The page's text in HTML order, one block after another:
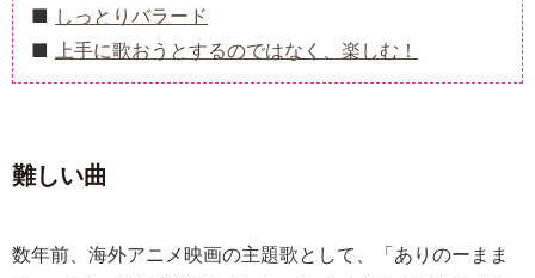
しっとりバラード
上手に歌おうとするのではなく、楽しむ！
難しい曲
数年前、海外アニメ映画の主題歌として、「ありのーまま